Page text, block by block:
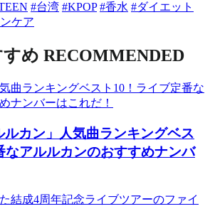
#台湾 #KPOP #香水 #ダイエット
ケア
め RECOMMENDED
ルカン」人気曲ランキングベス
なアルルカンのおすすめナンバ
結成4周年記念ライブツアーのファイ